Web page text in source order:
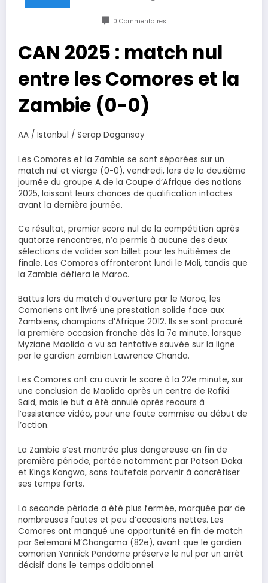
0 Commentaires
CAN 2025 : match nul
entre les Comores et la
Zambie (0-0)
AA / Istanbul / Serap Dogansoy
Les Comores et la Zambie se sont séparées sur un
match nul et vierge (0-0), vendredi, lors de la deuxième
journée du groupe A de la Coupe d’Afrique des nations
2025, laissant leurs chances de qualification intactes
avant la dernière journée.
Ce résultat, premier score nul de la compétition après
quatorze rencontres, n’a permis à aucune des deux
sélections de valider son billet pour les huitièmes de
finale. Les Comores affronteront lundi le Mali, tandis que
la Zambie défiera le Maroc.
Battus lors du match d’ouverture par le Maroc, les
Comoriens ont livré une prestation solide face aux
Zambiens, champions d’Afrique 2012. Ils se sont procuré
la première occasion franche dès la 7e minute, lorsque
Myziane Maolida a vu sa tentative sauvée sur la ligne
par le gardien zambien Lawrence Chanda.
Les Comores ont cru ouvrir le score à la 22e minute, sur
une conclusion de Maolida après un centre de Rafiki
Saïd, mais le but a été annulé après recours à
l’assistance vidéo, pour une faute commise au début de
l’action.
La Zambie s’est montrée plus dangereuse en fin de
première période, portée notamment par Patson Daka
et Kings Kangwa, sans toutefois parvenir à concrétiser
ses temps forts.
La seconde période a été plus fermée, marquée par de
nombreuses fautes et peu d’occasions nettes. Les
Comores ont manqué une opportunité en fin de match
par Selemani M’Changama (82e), avant que le gardien
comorien Yannick Pandorne préserve le nul par un arrêt
décisif dans le temps additionnel.